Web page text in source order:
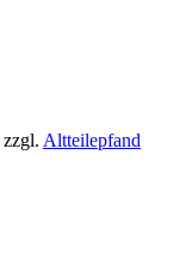
zzgl. Altteilepfand